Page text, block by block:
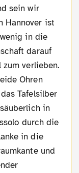
sein wir
Hannover ist
in die
darauf
verlieben.
Ohren
Tafelsilber
in
durch die
in die
und